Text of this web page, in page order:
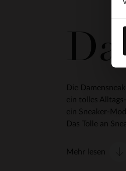
Die
ein tolles
ein Sneaker-
Das Tolle an
Mehr lesen